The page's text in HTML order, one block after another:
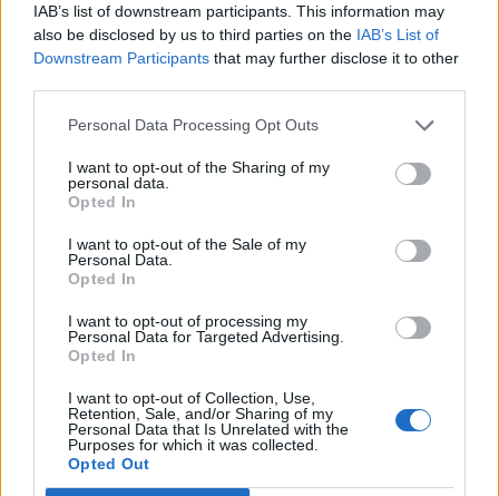
IAB’s list of downstream participants. This information may
also be disclosed by us to third parties on the IAB’s List of
Downstream Participants that may further disclose it to other
Personal Data Processing Opt Outs
I want to opt-out of the Sharing of my
personal data.
Opted In
I want to opt-out of the Sale of my
Personal Data.
Opted In
I want to opt-out of processing my
Personal Data for Targeted Advertising.
Opted In
I want to opt-out of Collection, Use,
Retention, Sale, and/or Sharing of my
Personal Data that Is Unrelated with the
Purposes for which it was collected.
Opted Out
FAR WEST
Sparatoria in piazza a Monreale:
futili motivi"
27/04/2025
Sparatoria in un panificio a
Milano, il sospettato è il figlio
17/02/2025
NEL TARDO POMERIGGIO
Sparatoria a Milano, esplosi
colpi in un panificio: un morto e